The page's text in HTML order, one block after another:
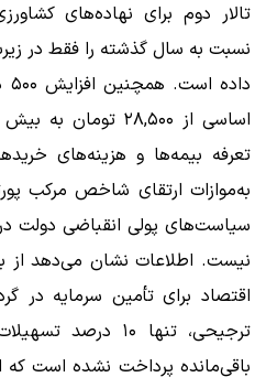
تالار دوم برای نهاده‌های
تعرفه بیمه‌ها و هزینه‌های
به‌موازات ارتقای شاخص مرکب
سیاست‌های پولی انقباضی دولت
اقتصاد برای تأمین سرمایه
باقی‌مانده پرداخت نشده است که